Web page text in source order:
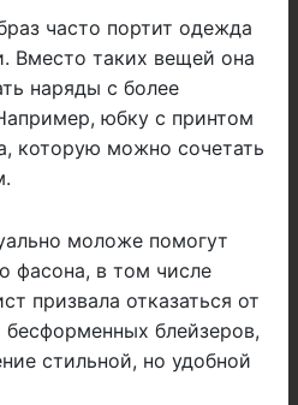
часто портит одежда
Вместо таких вещей она
наряды с более
юбку с принтом
которую можно сочетать
моложе помогут
фасона, в том числе
призвала отказаться от
блейзеров,
стильной, но удобной